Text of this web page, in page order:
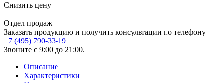
Снизить цену
Отдел продаж
Заказать продукцию и получить консультации по телефону
+7 (495) 790-33-19
Звоните с 9:00 до 21:00.
Описание
Характеристики